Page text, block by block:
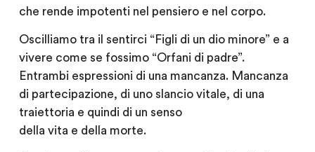
che rende impotenti nel pensiero e nel corpo.
Oscilliamo tra il sentirci “Figli di un dio minore” e a
vivere come se fossimo “Orfani di padre”.
Entrambi espressioni di una mancanza. Mancanza
di partecipazione, di uno slancio vitale, di una
traiettoria e quindi di un senso
della vita e della morte.